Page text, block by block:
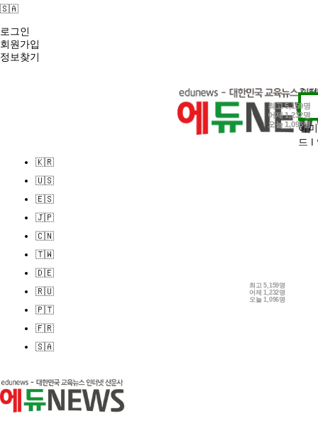
🇸🇦
로그인
회원가입
정보찾기
최고5,159명
어제1,232명
오늘1,096명
1.
2.
3.
아
드 |
🇰🇷
🇺🇸
🇪🇸
🇯🇵
🇨🇳
🇹🇼
🇩🇪
🇷🇺
🇵🇹
🇫🇷
🇸🇦
최고5,159명
어제1,232명
오늘1,096명